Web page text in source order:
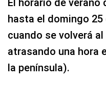
hasta el domingo
cuando se volverá
atrasando una hora
la península).